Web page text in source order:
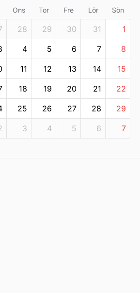
Ons Tor Fre Lör Sön
28 29 30 31 1
4 5 6 7 8
11 12 13 14 15
18 19 20 21 22
25 26 27 28 29
3 4 5 6 7